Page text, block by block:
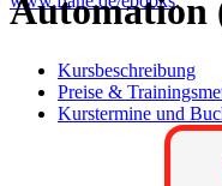
Automation
Kursbeschreibung
Preise &
Kurstermine und